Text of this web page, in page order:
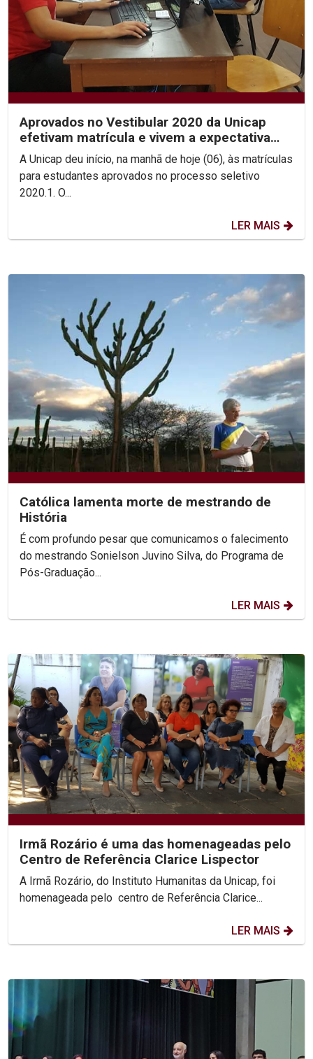
Aprovados no Vestibular 2020 da Unicap
efetivam matrícula e vivem a expectativa
pelo início das aula
A Unicap deu início, na manhã de hoje (06), às matrículas
para estudantes aprovados no processo seletivo
2020.1. O...
LER MAIS
Católica lamenta morte de mestrando de
História
É com profundo pesar que comunicamos o falecimento
do mestrando Sonielson Juvino Silva, do Programa de
Pós-Graduação...
LER MAIS
Irmã Rozário é uma das homenageadas pelo
Centro de Referência Clarice Lispector
A Irmã Rozário, do Instituto Humanitas da Unicap, foi
homenageada pelo centro de Referência Clarice...
LER MAIS